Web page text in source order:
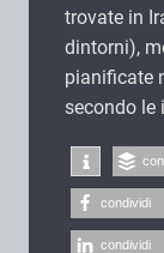
trovate in
dintorni),
pianificate
secondo le
condividi
condividi